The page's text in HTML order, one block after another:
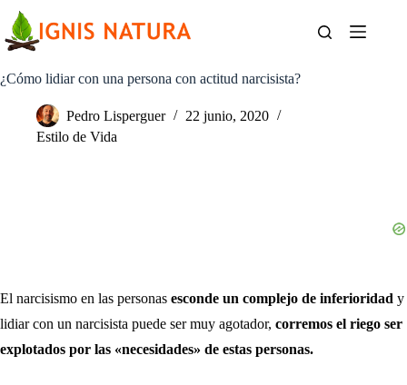
contenido
¿Cómo lidiar con una persona con actitud narcisista?
Pedro Lisperguer
22 junio, 2020
Estilo de Vida
El narcisismo en las personas esconde un complejo de inferioridad y
lidiar con un narcisista puede ser muy agotador, corremos el riego ser
explotados por las «necesidades» de estas personas.